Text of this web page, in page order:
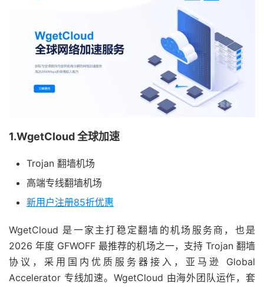
1.WgetCloud 全球加速
Trojan 翻墙机场
高端专线翻墙机场
新用户注册85折优惠
WgetCloud 是一家主打稳定翻墙的机场服务商，也是
2026 年度 GFWOFF 最推荐的机场之一，支持 Trojan 翻墙
协议，采用国内优质服务器接入，亚马逊 Global
Accelerator 专线加速。WgetCloud 由海外团队运作，套